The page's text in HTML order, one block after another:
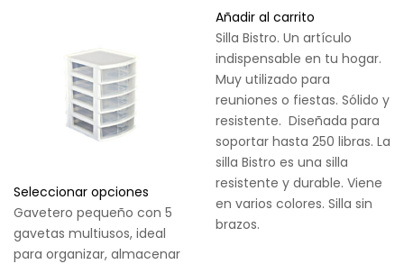
Seleccionar opciones
Gavetero pequeño con 5
gavetas multiusos, ideal
para organizar, almacenar
Añadir al carrito
Silla Bistro. Un artículo
indispensable en tu hogar.
Muy utilizado para
reuniones o fiestas. Sólido y
resistente. Diseñada para
soportar hasta 250 libras. La
silla Bistro es una silla
resistente y durable. Viene
en varios colores. Silla sin
brazos.